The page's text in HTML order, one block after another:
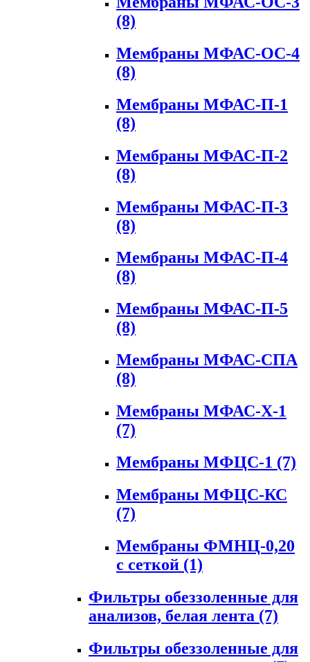
(8)
Мембраны МФАС-ОС-4
(8)
Мембраны МФАС-П-1
(8)
Мембраны МФАС-П-2
(8)
Мембраны МФАС-П-3
(8)
Мембраны МФАС-П-4
(8)
Мембраны МФАС-П-5
(8)
Мембраны МФАС-СПА
(8)
Мембраны МФАС-Х-1
(7)
Мембраны МФЦС-1 (7)
Мембраны МФЦС-КС
(7)
Мембраны ФМНЦ-0,20
с сеткой (1)
Фильтры обеззоленные для
анализов, белая лента (7)
Фильтры обеззоленные для